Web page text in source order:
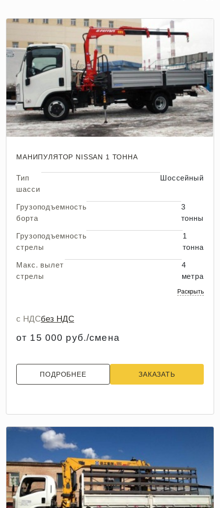
МАНИПУЛЯТОР NISSAN 1 ТОННА
Тип
шасси
Шоссейный
Грузоподъемность
борта
3
тонны
Грузоподъемность
стрелы
1
тонна
Макс. вылет
стрелы
4
метра
Раскрыть
с НДСбез НДС
от 15 000 руб./смена
ПОДРОБНЕЕ ЗАКАЗАТЬ